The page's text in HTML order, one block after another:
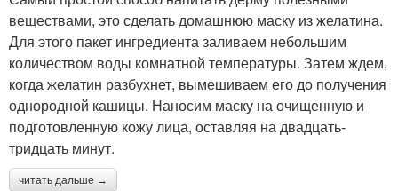
веществами, это сделать домашнюю маску из желатина.
Для этого пакет ингредиента заливаем небольшим
количеством воды комнатной температуры. Затем ждем,
когда желатин разбухнет, вымешиваем его до получения
однородной кашицы. Наносим маску на очищенную и
подготовленную кожу лица, оставляя на двадцать-
тридцать минут.
читать дальше →